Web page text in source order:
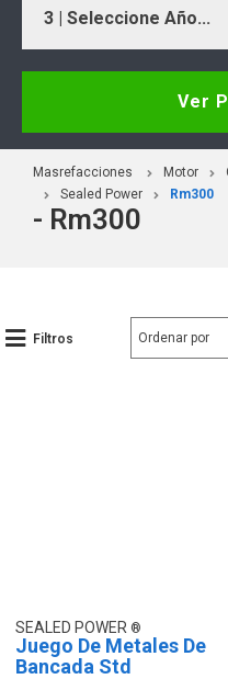
3 | Seleccione Año...
Ver
Masrefacciones Motor
Sealed Power
Rm300
- Rm300
Filtros
SEALED POWER
Juego De Metales De
Bancada Std